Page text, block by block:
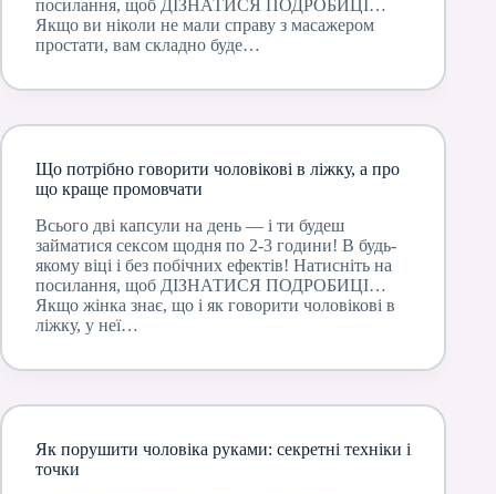
посилання, щоб ДІЗНАТИСЯ ПОДРОБИЦІ…
Якщо ви ніколи не мали справу з масажером
простати, вам складно буде…
Що потрібно говорити чоловікові в ліжку, а про
що краще промовчати
Всього дві капсули на день — і ти будеш
займатися сексом щодня по 2-3 години! В будь-
якому віці і без побічних ефектів! Натисніть на
посилання, щоб ДІЗНАТИСЯ ПОДРОБИЦІ…
Якщо жінка знає, що і як говорити чоловікові в
ліжку, у неї…
Як порушити чоловіка руками: секретні техніки і
точки